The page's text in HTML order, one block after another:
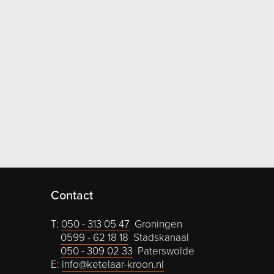
Contact
T: 050 - 313 05 47 Groningen
0599 - 62 18 18 Stadskanaal
050 - 309 02 33 Paterswolde
E: info@ketelaar-kroon.nl